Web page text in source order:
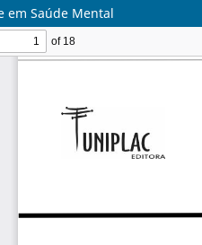
em Saúde Mental